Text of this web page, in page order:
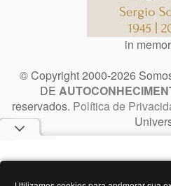
in
© Copyright 2000-2026
DE
reservados. Política de